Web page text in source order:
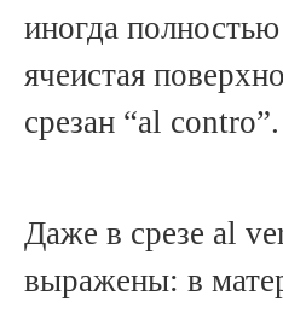
иногда
ячеистая
срезан “al contro”.
Даже в срезе al
выражены: в